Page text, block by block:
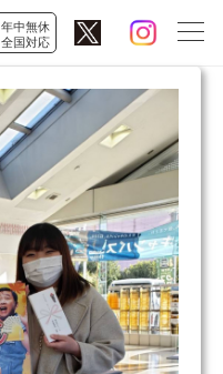
年中無休
全国対応